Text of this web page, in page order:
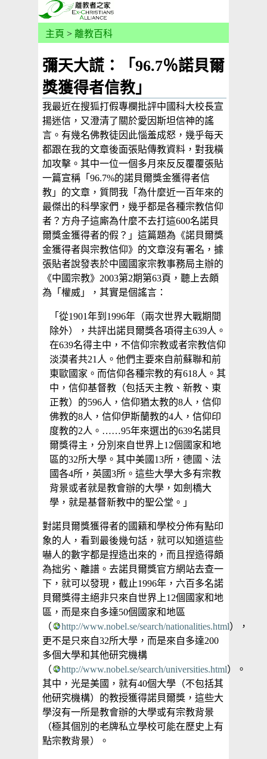
主頁 > 離教百科
彌天大謊：「96.7％諾貝爾
獎獲得者信教」
我最近在搜狐打假專欄批評中國科大校長宣
揚迷信，又澄清了關於愛因斯坦信神的謠
言。有幾名佛教徒因此惱羞成怒，幾乎每天
都跟在我的文章後面張貼傳教資料，對我橫
加攻擊。其中一位一個多月來反反覆覆張貼
一篇宣稱「96.7%的諾貝爾獎金獲得者信
教」的文章，質問我「為什麼近一百年來的
最傑出的科學家們，幾乎都是各種宗教信仰
者？方舟子這廝為什麼不去打這600名諾貝
爾獎金獲得者的假？」這篇題為《諾貝爾獎
金獲得者與宗教信仰》的文章沒有署名，據
張貼者說發表於中國國家宗教事務局主辦的
《中國宗教》2003第2期第63頁，聽上去頗
為「權威」，其實是個謠言：
「從1901年到1996年（兩次世界大戰期間
除外），共評出諾貝爾獎各項得主639人。
在639名得主中，不信仰宗教或者宗教信仰
淡漠者共21人。他們主要來自前蘇聯和前
東歐國家。而信仰各種宗教的有618人。其
中，信仰基督教（包括天主教、新教、東
正教）的596人，信仰猶太教的8人，信仰
佛教的8人，信仰伊斯蘭教的4人，信仰印
度教的2人。……95年來選出的639名諾貝
爾獎得主，分別來自世界上12個國家和地
區的32所大學。其中美國13所，德國、法
國各4所，英國3所。這些大學大多有宗教
背景或者就是教會辦的大學，如劍橋大
學，就是基督新教中的聖公堂。」
對諾貝爾獎獲得者的國籍和學校分佈有點印
象的人，看到最後幾句話，就可以知道這些
嚇人的數字都是捏造出來的，而且捏造得頗
為拙劣、離譜。去諾貝爾獎官方網站去查一
下，就可以發現，截止1996年，六百多名諾
貝爾獎得主絕非只來自世界上12個國家和地
區，而是來自多達50個國家和地區
（
http://www.nobel.se/search/nationalities.html），
更不是只來自32所大學，而是來自多達200
多個大學和其他研究機構
（
http://www.nobel.se/search/universities.html）。
其中，光是美國，就有40個大學（不包括其
他研究機構）的教授獲得諾貝爾獎，這些大
學沒有一所是教會辦的大學或有宗教背景
（極其個別的老牌私立學校可能在歷史上有
點宗教背景）。